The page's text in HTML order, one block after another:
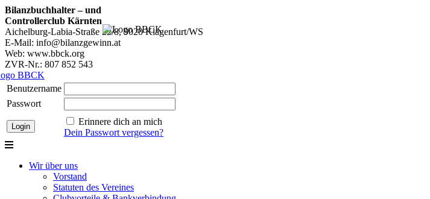
Bilanzbuchhalter – und
Controllerclub Kärnten
Aichelburg-Labia-Straße 22/8, 9020 Klagenfurt/WS
E-Mail: info@bilanzgewinn.at
Web: www.bbck.org
ZVR-Nr.: 807 852 543
Benutzername
Passwort
Erinnere dich an mich
Dein Passwort vergessen?
Wir über uns
Vorstand
Statuten des Vereines